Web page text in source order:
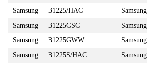
Samsung
B1225/HAC Samsung
Samsung
B1225GSC Samsung
Samsung
B1225GWW Samsung
Samsung
B1225S/HAC Samsung